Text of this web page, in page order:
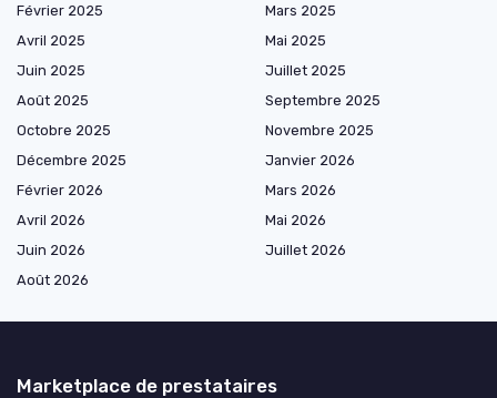
Février 2025
Mars 2025
Avril 2025
Mai 2025
Juin 2025
Juillet 2025
Août 2025
Septembre 2025
Octobre 2025
Novembre 2025
Décembre 2025
Janvier 2026
Février 2026
Mars 2026
Avril 2026
Mai 2026
Juin 2026
Juillet 2026
Août 2026
Marketplace de prestataires